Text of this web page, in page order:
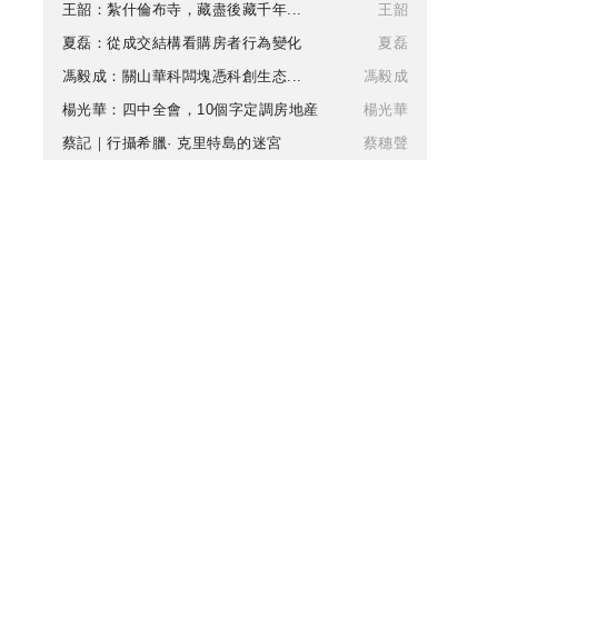
王韶：紮什倫布寺，藏盡後藏千年...
王韶
夏磊：從成交結構看購房者行為變化
夏磊
馮毅成：關山華科闆塊憑科創生态...
馮毅成
楊光華：四中全會，10個字定調房地産
楊光華
蔡記｜行攝希臘· 克里特島的迷宮
蔡穗聲